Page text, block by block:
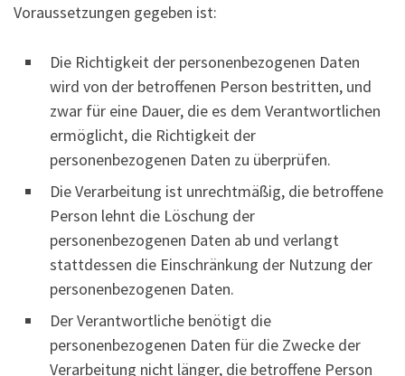
Voraussetzungen gegeben ist:
Die Richtigkeit der personenbezogenen Daten
wird von der betroffenen Person bestritten, und
zwar für eine Dauer, die es dem Verantwortlichen
ermöglicht, die Richtigkeit der
personenbezogenen Daten zu überprüfen.
Die Verarbeitung ist unrechtmäßig, die betroffene
Person lehnt die Löschung der
personenbezogenen Daten ab und verlangt
stattdessen die Einschränkung der Nutzung der
personenbezogenen Daten.
Der Verantwortliche benötigt die
personenbezogenen Daten für die Zwecke der
Verarbeitung nicht länger, die betroffene Person